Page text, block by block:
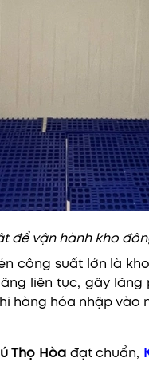
để vận hành kho
công suất lớn là
liên tục, gây
hàng hóa nhập vào
Thọ Hòa đạt chuẩn,